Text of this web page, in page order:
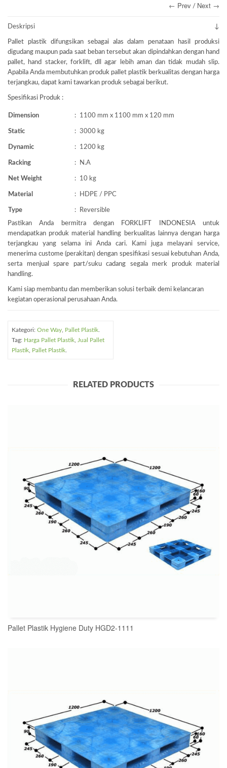
← Prev / Next →
Deskripsi
Pallet plastik difungsikan sebagai alas dalam penataan hasil produksi
digudang maupun pada saat beban tersebut akan dipindahkan dengan hand
pallet, hand stacker, forklift, dll agar lebih aman dan tidak mudah slip.
Apabila Anda membutuhkan produk pallet plastik berkualitas dengan harga
terjangkau, dapat kami tawarkan produk sebagai berikut.
Spesifikasi Produk :
Dimension : 1100 mm x 1100 mm x 120 mm
Static : 3000 kg
Dynamic : 1200 kg
Racking : N.A
Net Weight : 10 kg
Material : HDPE / PPC
Type :
Reversible
Pastikan Anda bermitra dengan FORKLIFT INDONESIA untuk
mendapatkan produk material handling berkualitas lainnya dengan harga
terjangkau yang selama ini Anda cari. Kami juga melayani service,
menerima custome (perakitan) dengan spesifikasi sesuai kebutuhan Anda,
serta menjual spare part/suku cadang segala merk produk material
handling.
Kami siap membantu dan memberikan solusi terbaik demi kelancaran
kegiatan operasional perusahaan Anda.
Kategori: One Way Pallet Plastik
Tag: Harga Pallet Plastik
Jual Pallet
Plastik Pallet Plastik
RELATED PRODUCTS
Pallet Plastik Hygiene Duty HGD2-1111